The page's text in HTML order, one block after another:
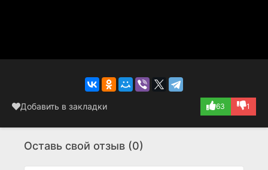
Добавить в закладки 63 1
Оставь свой отзыв (0)